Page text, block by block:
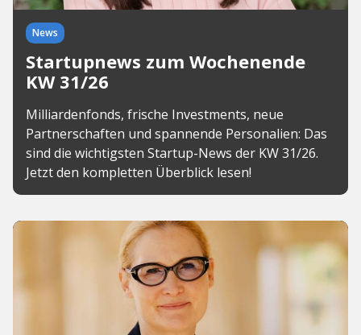
News
Startupnews zum Wochenende
KW 31/26
Milliardenfonds, frische Investments, neue
Partnerschaften und spannende Personalien: Das
sind die wichtigsten Startup-News der KW 31/26.
Jetzt den kompletten Überblick lesen!